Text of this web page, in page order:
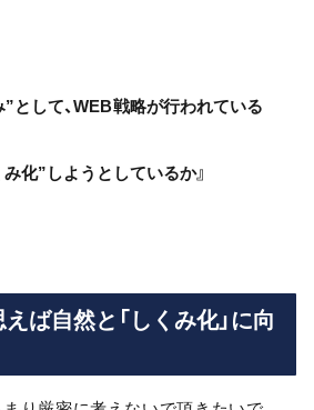
”として、WEB戦略が行われている
み化”しようとしているか』
ば自然と「しくみ化」に向